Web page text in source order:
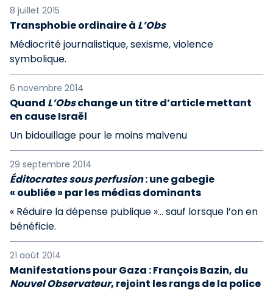
8 juillet 2015
Transphobie ordinaire à L’Obs
Médiocrité journalistique, sexisme, violence
symbolique.
6 novembre 2014
Quand L’Obschange un titre d’article mettant
en cause Israël
Un bidouillage pour le moins malvenu
29 septembre 2014
Éditocrates sous perfusion: une gabegie
« oubliée » par les médias dominants
« Réduire la dépense publique »... sauf lorsque l’on en
bénéficie.
21 août 2014
Manifestations pour Gaza : François Bazin, du
Nouvel Observateur, rejoint les rangs de la police